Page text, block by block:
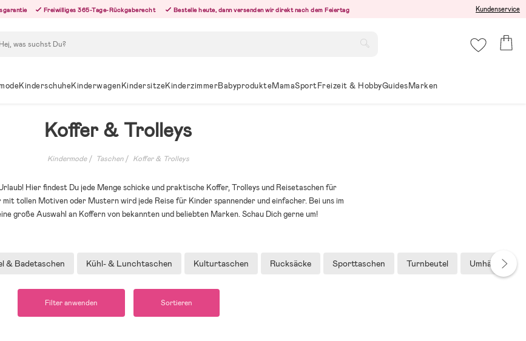
Freiwilliges 365-Tage-Rückgaberecht Bestelle heute, dann versenden wir direkt nach dem Feiertag Kundenservice
KinderschuheKinderwagenKindersitzeKinderzimmerBabyprodukteMamaSportFreizeit & HobbyGuidesMarken
Koffer & Trolleys
Kindermode Taschen Koffer & Trolleys
Hier findest Du jede Menge schicke und praktische Koffer, Trolleys und Reisetaschen für
tollen Motiven oder Mustern wird jede Reise für Kinder spannender und einfacher. Bei uns im
große Auswahl an Koffern von bekannten und beliebten Marken. Schau Dich gerne um!
& Badetaschen Kühl- & Lunchtaschen Kulturtaschen Rucksäcke Sporttaschen Turnbeutel
Filter anwenden Sortieren